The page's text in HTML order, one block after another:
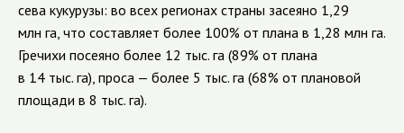
сева кукурузы: во всех регионах страны засеяно 1,29
млн га, что составляет более 100% от плана в 1,28 млн га.
Гречихи посеяно более 12 тыс. га (89% от плана
в 14 тыс. га), проса — более 5 тыс. га (68% от плановой
площади в 8 тыс. га).